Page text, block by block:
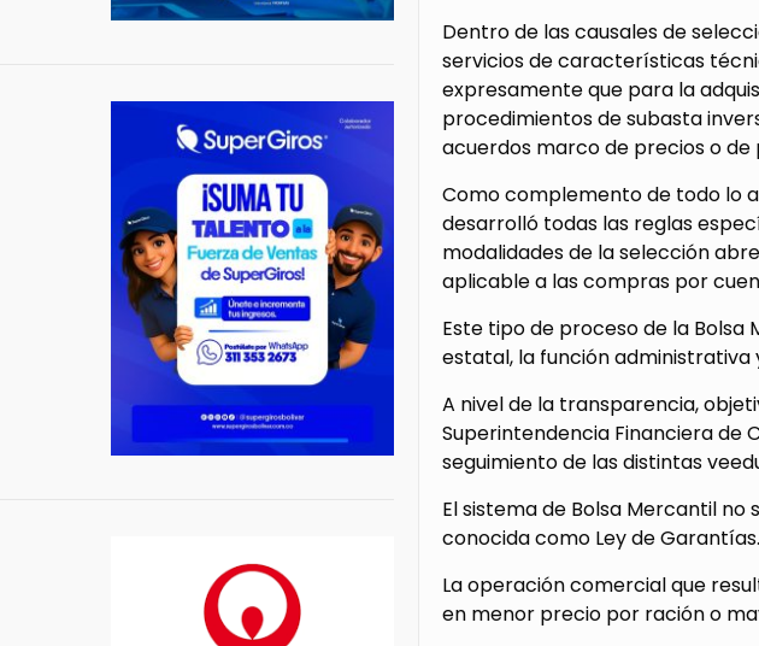
Dentro de las causales de
servicios de características
expresamente que para la
procedimientos de subasta
acuerdos marco de precios o
Como complemento de todo lo
desarrolló todas las reglas
modalidades de la selección
aplicable a las compras por
Este tipo de proceso de la
estatal, la función
A nivel de la transparencia,
Superintendencia Financiera de
seguimiento de las distintas
El sistema de Bolsa Mercantil
conocida como Ley de Garantías.
La operación comercial que
en menor precio por ración o